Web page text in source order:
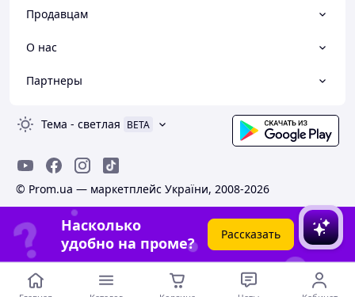
Продавцам
О нас
Партнеры
Тема - светлая BETA
© Prom.ua — маркетплейс України, 2008-2026
Насколько
удобно на проме?
Рассказать